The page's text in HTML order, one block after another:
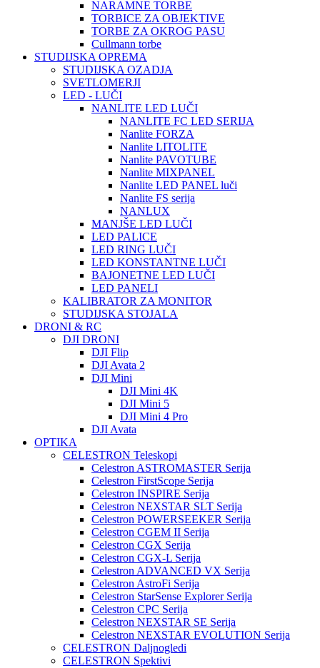
NARAMNE TORBE
TORBICE ZA OBJEKTIVE
TORBE ZA OKROG PASU
Cullmann torbe
STUDIJSKA OPREMA
STUDIJSKA OZADJA
SVETLOMERJI
LED - LUČI
NANLITE LED LUČI
NANLITE FC LED SERIJA
Nanlite FORZA
Nanlite LITOLITE
Nanlite PAVOTUBE
Nanlite MIXPANEL
Nanlite LED PANEL luči
Nanlite FS serija
NANLUX
MANJŠE LED LUČI
LED PALICE
LED RING LUČI
LED KONSTANTNE LUČI
BAJONETNE LED LUČI
LED PANELI
KALIBRATOR ZA MONITOR
STUDIJSKA STOJALA
DRONI & RC
DJI DRONI
DJI Flip
DJI Avata 2
DJI Mini
DJI Mini 4K
DJI Mini 5
DJI Mini 4 Pro
DJI Avata
OPTIKA
CELESTRON Teleskopi
Celestron ASTROMASTER Serija
Celestron FirstScope Serija
Celestron INSPIRE Serija
Celestron NEXSTAR SLT Serija
Celestron POWERSEEKER Serija
Celestron CGEM II Serija
Celestron CGX Serija
Celestron CGX-L Serija
Celestron ADVANCED VX Serija
Celestron AstroFi Serija
Celestron StarSense Explorer Serija
Celestron CPC Serija
Celestron NEXSTAR SE Serija
Celestron NEXSTAR EVOLUTION Serija
CELESTRON Daljnogledi
CELESTRON Spektivi